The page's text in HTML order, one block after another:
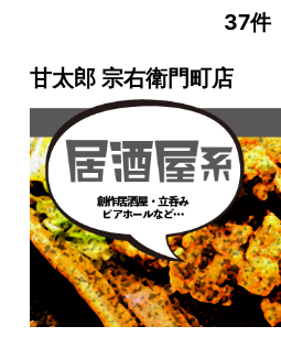
37件
甘太郎 宗右衛門町店